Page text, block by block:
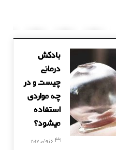
بادکش
درمانی
چیست و در
چه مواردی
استفاده
میشود؟
6 ژوئن, 2017